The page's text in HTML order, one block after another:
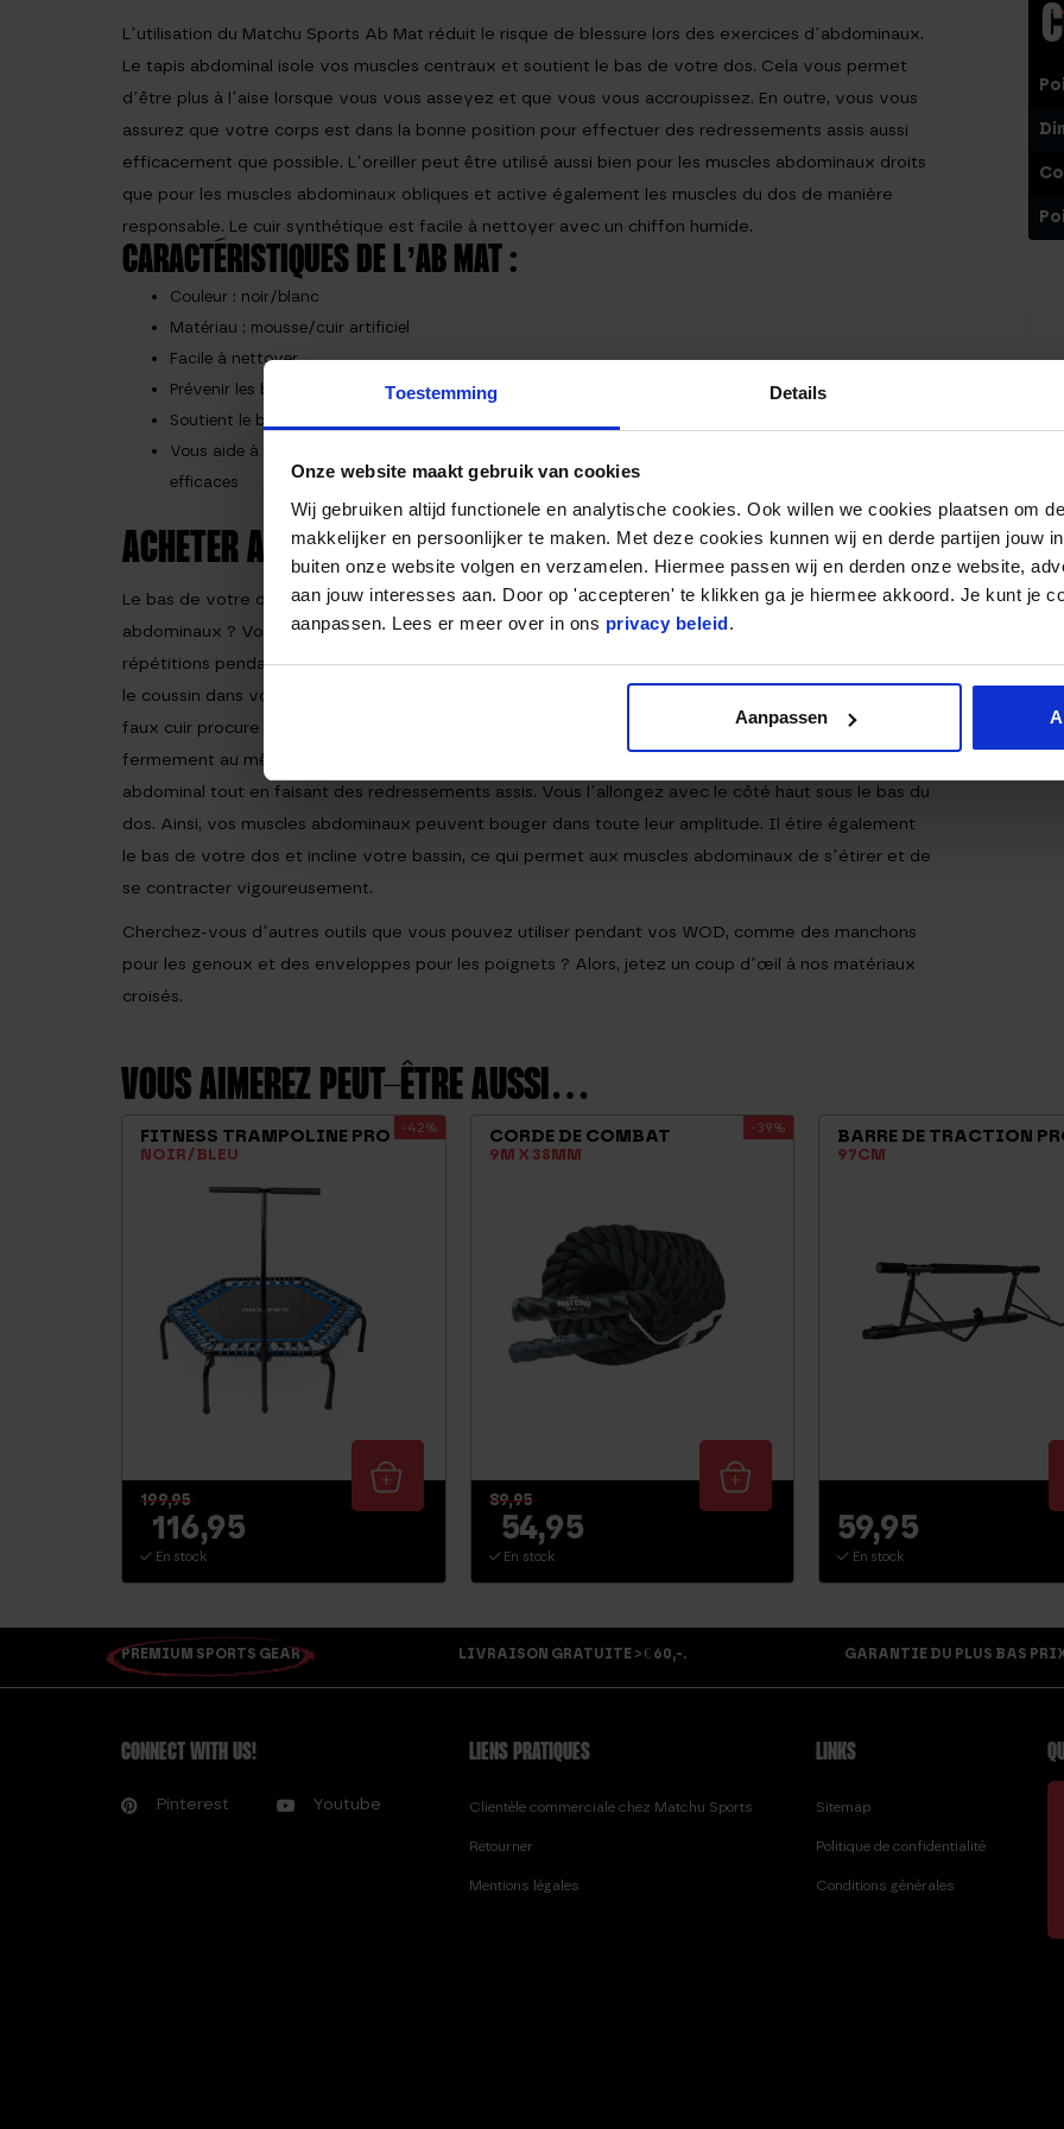
Toestemming Details
Onze website maakt gebruik van cookies
Wij gebruiken altijd functionele en analytische cookies. Ook willen we cookies plaatsen om
makkelijker en persoonlijker te maken. Met deze cookies kunnen wij en derde partijen jouw
buiten onze website volgen en verzamelen. Hiermee passen wij en derden onze website,
aan jouw interesses aan. Door op 'accepteren' te klikken ga je hiermee akkoord. Je kunt je
aanpassen. Lees er meer over in ons privacy beleid.
Aanpassen
L’utilisation du Matchu Sports Ab Mat réduit le risque de blessure lors des exercices d’abdominaux.
Le tapis abdominal isole vos muscles centraux et soutient le bas de votre dos. Cela vous permet
d’être plus à l’aise lorsque vous vous asseyez et que vous vous accroupissez. En outre, vous vous
assurez que votre corps est dans la bonne position pour effectuer des redressements assis aussi
efficacement que possible. L’oreiller peut être utilisé aussi bien pour les muscles abdominaux droits
que pour les muscles abdominaux obliques et active également les muscles du dos de manière
responsable. Le cuir synthétique est facile à nettoyer avec un chiffon humide.
CARACTÉRISTIQUES DE L’AB MAT :
Couleur : noir/blanc
Matériau : mousse/cuir artificiel
Facile à nettoyer
Prévenir les blessures
Soutient le bas du dos
Vous aide à faire des séances d’abdos
efficaces
ACHETER AB MAT ?
Le bas de votre dos vous fait-il mal lorsque vous faites quelques redressements assis ou quelques
abdominaux ? Vos fesses ou votre clavicule souffrent-elles parce que vous faites tant de
répétitions pendant vos WOD ? Ne le laissez pas entraver votre entraînement. Vous pouvez placer
le coussin dans votre dos ou sur le côté sans que cela ne nuise à vos performances. La mousse du
faux cuir procure une sensation de confort et le fond de l’Ab Mat vous permet de rester
fermement au même endroit. Il est également très utile de savoir comment étendre le tapis
abdominal tout en faisant des redressements assis. Vous l’allongez avec le côté haut sous le bas du
dos. Ainsi, vos muscles abdominaux peuvent bouger dans toute leur amplitude. Il étire également
le bas de votre dos et incline votre bassin, ce qui permet aux muscles abdominaux de s’étirer et de
se contracter vigoureusement.
Cherchez-vous d’autres outils que vous pouvez utiliser pendant vos WOD, comme des manchons
pour les genoux et des enveloppes pour les poignets ? Alors, jetez un coup d’œil à nos matériaux
croisés.
VOUS AIMEREZ PEUT-ÊTRE AUSSI…
FITNESS TRAMPOLINE PRO
NOIR/BLEU
-42%
199,95
116,95
En stock
CORDE DE COMBAT
9M X 38MM
-39%
89,95
54,95
En stock
BARRE DE TRACTION
97CM
59,95
En stock
PREMIUM SPORTS GEAR LIVRAISON GRATUITE > € 60,-. GARANTIE DU PLUS BAS
CONNECT WITH US!
Pinterest Youtube
LIENS PRATIQUES
Clientèle commerciale chez Matchu Sports
Retourner
Mentions légales
LINKS
Sitemap
Politique de confidentialité
Conditions générales